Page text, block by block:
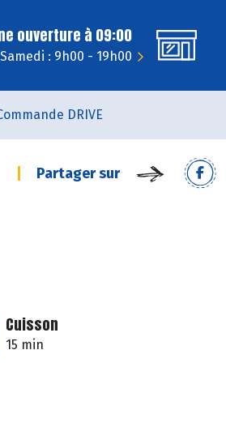
ouverture à 09:00
Samedi : 9h00 - 19h00
DRIVE
Partager sur
Cuisson
15 min